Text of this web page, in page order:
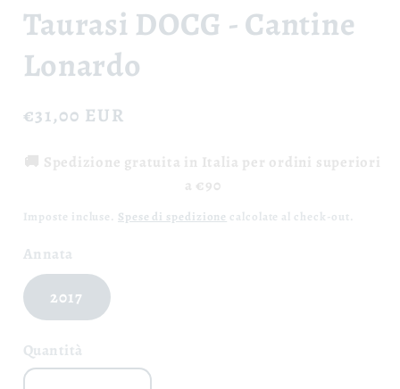
in
finestra
Taurasi DOCG - Cantine
Lonardo
Prezzo
listino
€31,00 EUR
🚚 Spedizione gratuita in Italia per ordini superiori
a €90
Imposte incluse. Spese di spedizione calcolate al check-out.
Annata
2017
Quantità